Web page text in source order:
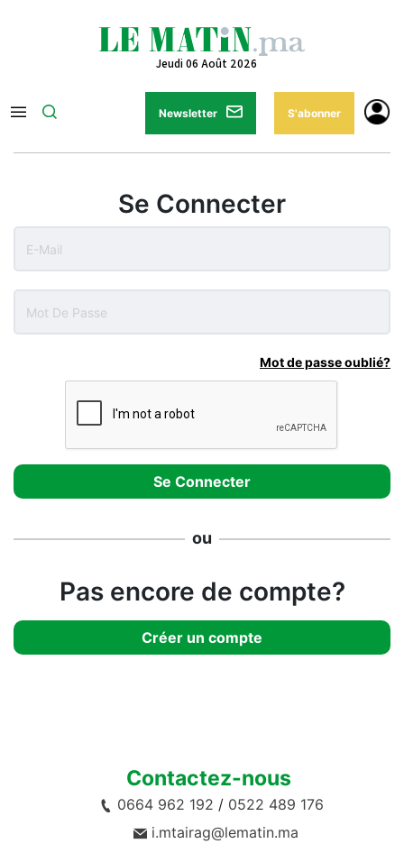
Jeudi 06 Août 2026
Newsletter S'abonner
Se Connecter
Mot de passe oublié?
ou
Pas encore de compte?
Créer un compte
Contactez-nous
0664 962 192 / 0522 489 176
i.mtairag@lematin.ma